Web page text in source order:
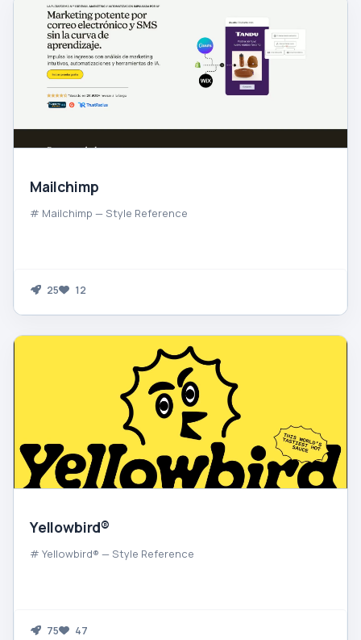
Mailchimp
# Mailchimp — Style Reference
25 12
Yellowbird®
# Yellowbird® — Style Reference
75 47